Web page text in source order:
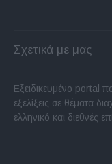
Σχετικά με μας
Εξειδικευμένο portal
εξελίξεις σε θέματα
ελληνικό και διεθνές